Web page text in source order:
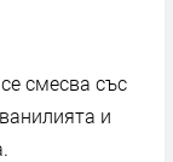
смесва със
и